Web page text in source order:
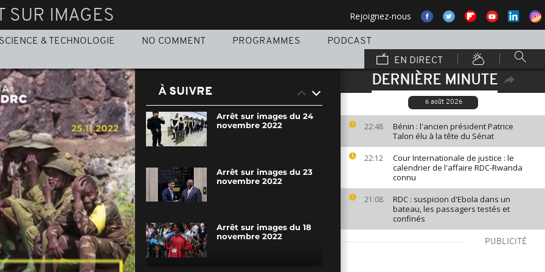
SUR IMAGES Rejoignez-nous
SCIENCE & TECHNOLOGIE NO COMMENT PROGRAMMES
PODCAST
EN DIRECT
DERNIÈRE MINUTE
6 août 2026
22:48
Bénin : l'ancien président Patrice
Talon élu à la tête du Sénat
22:12
Cour Internationale de justice : le
calendrier de l'affaire RDC-Rwanda
connu
21:08
RDC : suspicion d'Ebola dans un
bateau, les passagers testés et
confinés
PUBLICITÉ
À SUIVRE
Arrêt sur images du 24
novembre 2022
Arrêt sur images du 23
novembre 2022
Arrêt sur images du 18
novembre 2022